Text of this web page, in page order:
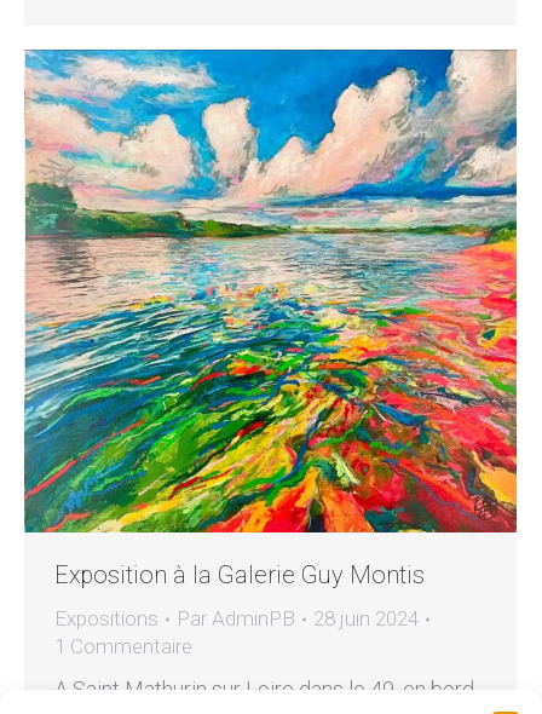
Exposition à la Galerie Guy Montis
Expositions Par AdminPB
28 juin 2024
1 Commentaire
A Saint Mathurin sur Loire dans le 49, en bord